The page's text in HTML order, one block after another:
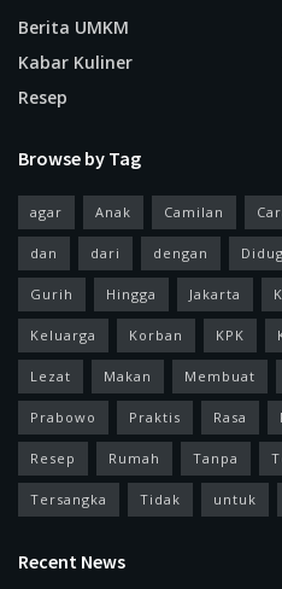
Berita UMKM
Kabar Kuliner
Resep
Browse by Tag
agar Anak Camilan
dan dari dengan
Gurih Hingga Jakarta
Keluarga Korban KPK
Lezat Makan Membuat
Prabowo Praktis Rasa
Resep Rumah Tanpa
Tersangka Tidak untuk
Recent News